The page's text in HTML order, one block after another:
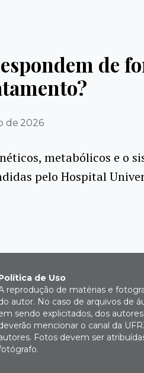
de
de 2026
metabólicos e o
pelo Hospital
de Uso
reprodução de matérias e
autor. No caso de arquivos de
sendo explicitados, dos
mencionar o canal da
Fotos devem ser